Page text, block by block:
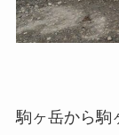
駒ヶ岳から駒